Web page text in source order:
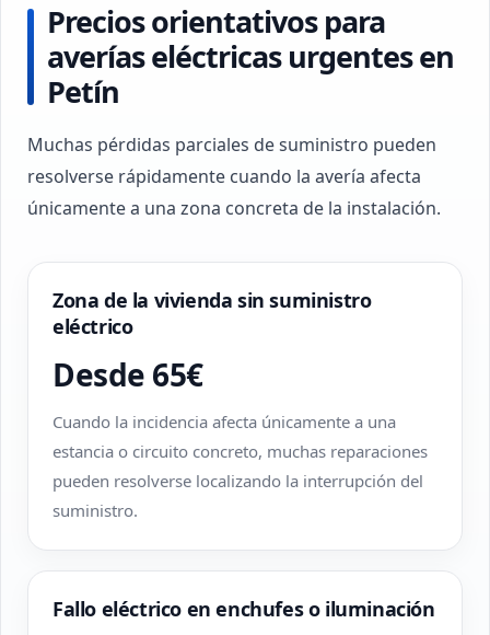
Precios orientativos para
averías eléctricas urgentes en
Petín
Muchas pérdidas parciales de suministro pueden
resolverse rápidamente cuando la avería afecta
únicamente a una zona concreta de la instalación.
Zona de la vivienda sin suministro
eléctrico
Desde 65€
Cuando la incidencia afecta únicamente a una
estancia o circuito concreto, muchas reparaciones
pueden resolverse localizando la interrupción del
suministro.
Fallo eléctrico en enchufes o iluminación